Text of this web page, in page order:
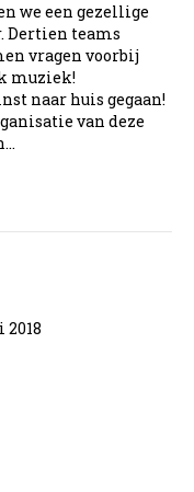
we een gezellige
Dertien teams
vragen voorbij
muziek!
naar huis gegaan!
van deze
2018